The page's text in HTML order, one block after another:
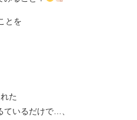
とを
た
ているだけで…、